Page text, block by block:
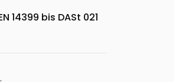
14399 bis DASt 021